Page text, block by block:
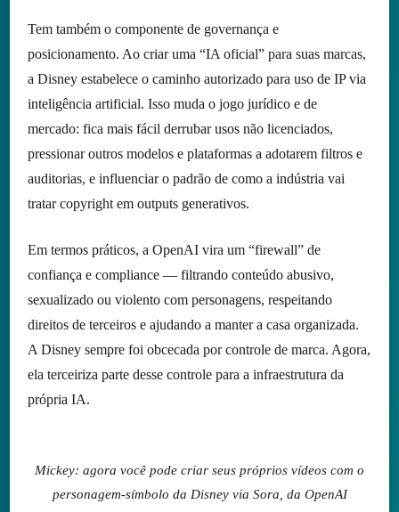
Tem também o componente de governança e
posicionamento. Ao criar uma “IA oficial” para suas marcas,
a Disney estabelece o caminho autorizado para uso de IP via
inteligência artificial. Isso muda o jogo jurídico e de
mercado: fica mais fácil derrubar usos não licenciados,
pressionar outros modelos e plataformas a adotarem filtros e
auditorias, e influenciar o padrão de como a indústria vai
tratar copyright em outputs generativos.
Em termos práticos, a OpenAI vira um “firewall” de
confiança e compliance — filtrando conteúdo abusivo,
sexualizado ou violento com personagens, respeitando
direitos de terceiros e ajudando a manter a casa organizada.
A Disney sempre foi obcecada por controle de marca. Agora,
ela terceiriza parte desse controle para a infraestrutura da
própria IA.
Mickey: agora você pode criar seus próprios vídeos com o
personagem-símbolo da Disney via Sora, da OpenAI